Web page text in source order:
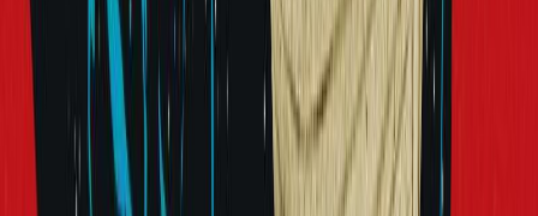
ρεύματα διαφορετικά, αλλά όλοι συλλαμβάνουν την ανθρώπινη
κατάσταση με εντυπωσιακή ενάργεια και η ματιά τους μας κάνει να
δούμε τα πράγματα αλλιώς. Οι φωνές τους είναι οι φωνές του
κόσμου μας σήμερα. Λένε κάτι που μας αφορά και το λένε με
εξαιρετικό τρόπο. Είναι συγγραφείς που αξίζει να γνωρίσουμε και
είναι σίγουρο πως θ’ ακούσουμε πολλές φορές στο μέλλον να